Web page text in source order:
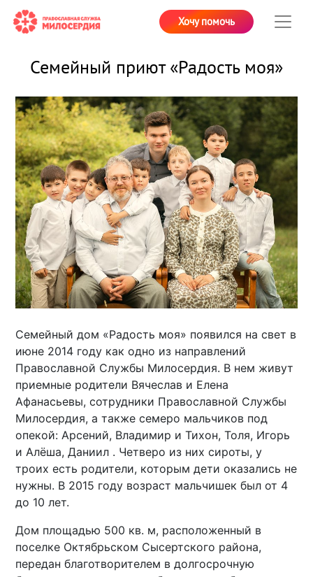
Хочу помочь
Семейный приют «Радость моя»
Семейный дом «Радость моя» появился на свет в
июне 2014 году как одно из направлений
Православной Службы Милосердия. В нем живут
приемные родители Вячеслав и Елена
Афанасьевы, сотрудники Православной Службы
Милосердия, а также семеро мальчиков под
опекой: Арсений, Владимир и Тихон, Толя, Игорь
и Алёша, Даниил . Четверо из них сироты, у
троих есть родители, которым дети оказались не
нужны. В 2015 году возраст мальчишек был от 4
до 10 лет.
Дом площадью 500 кв. м, расположенный в
поселке Октябрьском Сысертского района,
передан благотворителем в долгосрочную